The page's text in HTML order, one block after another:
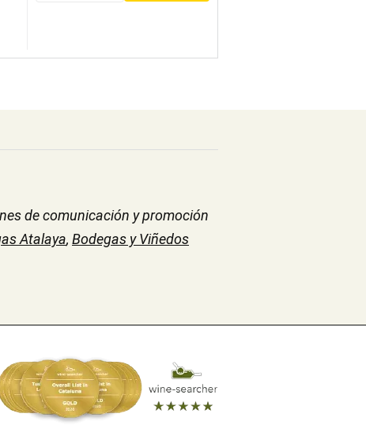
de comunicación y promoción
Atalaya, Bodegas y Viñedos